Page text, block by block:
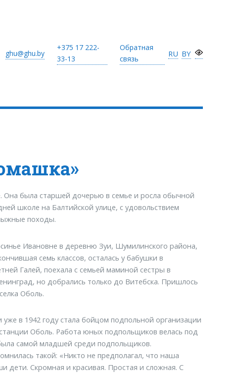
ghu@ghu.by
+375 17 222-
33-13
Обратная
связь
RU BY
Она была старшей дочерью в семье и росла обычной
школе на Балтийской улице, с удовольствием
походы.
Ивановне в деревню Зуи, Шумилинского района,
семь классов, осталась у бабушки в
Галей, поехала с семьей маминой сестры в
но добрались только до Витебска. Пришлось
Оболь.
в 1942 году стала бойцом подпольной организации
Оболь. Работа юных подпольщиков велась под
самой младшей среди подпольщиков.
такой: «Никто не предполагал, что наша
дети. Скромная и красивая. Простая и сложная. С